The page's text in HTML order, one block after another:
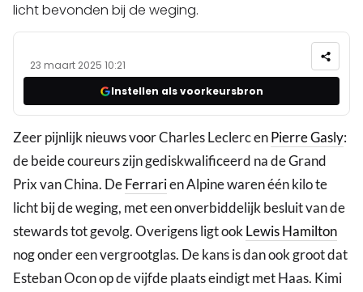
licht bevonden bij de weging.
23 maart 2025 10:21
Instellen als voorkeursbron
Zeer pijnlijk nieuws voor Charles Leclerc enPierre Gasly:
de beide coureurs zijn gediskwalificeerd na de Grand
Prix van China. DeFerrarien Alpine waren één kilo te
licht bij de weging, met een onverbiddelijk besluit van de
stewards tot gevolg. Overigens ligt ookLewis Hamilton
nog onder een vergrootglas. De kans is dan ook groot dat
Esteban Ocon op de vijfde plaats eindigt met Haas. Kimi